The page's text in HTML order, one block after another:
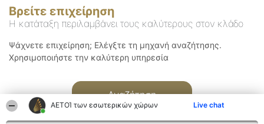
ΑΕΤΟΊ των εσωτερικών χώρων Live chat
Βρείτε επιχείρηση
Η κατάταξη περιλαμβάνει τους καλύτερους στον κλάδο
Ψάχνετε επιχείρηση; Ελέγξτε τη μηχανή αναζήτησης.
Χρησιμοποιήστε την καλύτερη υπηρεσία
Αναζήτηση